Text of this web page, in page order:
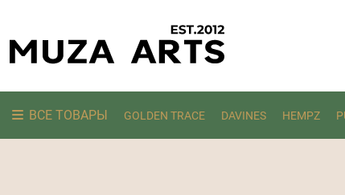
ВСЕ ТОВАРЫ GOLDEN TRACE DAVINES HEMPZ